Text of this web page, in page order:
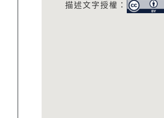
描述文字授權：